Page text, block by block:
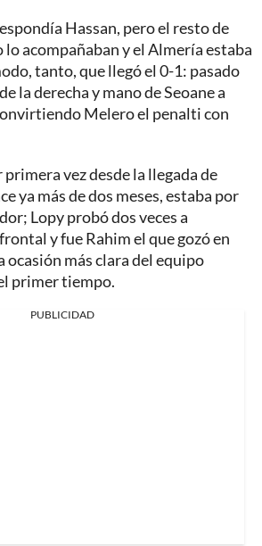
Hassan, pero el resto de
lo acompañaban y el Almería estaba
tanto, que llegó el 0-1: pasado
la derecha y mano de Seoane a
Melero el penalti con
vez desde la llegada de
ya más de dos meses, estaba por
Lopy probó dos veces a
y fue Rahim el que gozó en
ocasión más clara del equipo
primer tiempo.
PUBLICIDAD